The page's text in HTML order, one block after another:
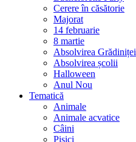
Cerere în căsătorie
Majorat
14 februarie
8 martie
Absolvirea Grădiniței
Absolvirea școlii
Halloween
Anul Nou
Tematică
Animale
Animale acvatice
Câini
Pisici